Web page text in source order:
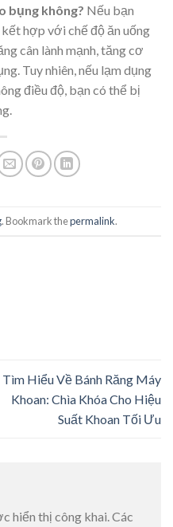
bụng không? Nếu bạn
kết hợp với chế độ ăn uống
cân lành mạnh, tăng cơ
Tuy nhiên, nếu lạm dụng
điều độ, bạn có thể bị
. Bookmark thepermalink.
Tìm Hiểu Về Bánh Răng Máy
Khoan: Chìa Khóa Cho Hiệu
Suất Khoan Tối Ưu
hiển thị công khai. Các